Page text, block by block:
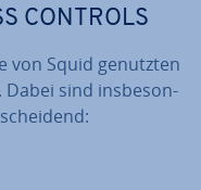
CONTROLS
von Squid genutzten
Dabei sind ins­be­son­